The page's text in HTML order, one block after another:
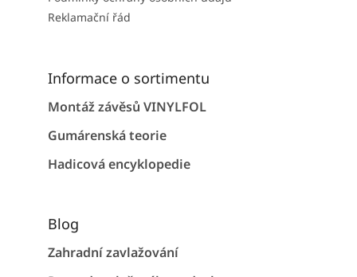
Reklamační řád
Informace o sortimentu
Montáž závěsů VINYLFOL
Gumárenská teorie
Hadicová encyklopedie
Blog
Zahradní zavlažování